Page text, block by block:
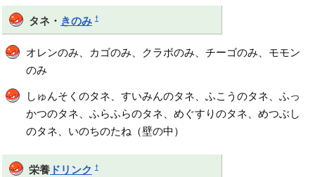
タネ・ きのみ †
オレンのみ、カゴのみ、クラボのみ、チーゴのみ、モモン
のみ
しゅんそくのタネ、すいみんのタネ、ふこうのタネ、ふっ
かつのタネ、ふらふらのタネ、めぐすりのタネ、めつぶし
のタネ、いのちのたね（壁の中）
栄養ドリンク †